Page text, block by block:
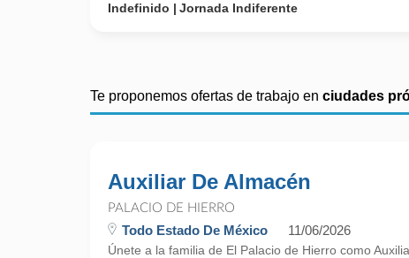
Indefinido
Jornada Indiferente
Te proponemos ofertas de trabajo en ciudades
Auxiliar De Almacén
PALACIO DE HIERRO
Todo Estado De México 11/06/2026
Únete a la familia de El Palacio de Hierro como